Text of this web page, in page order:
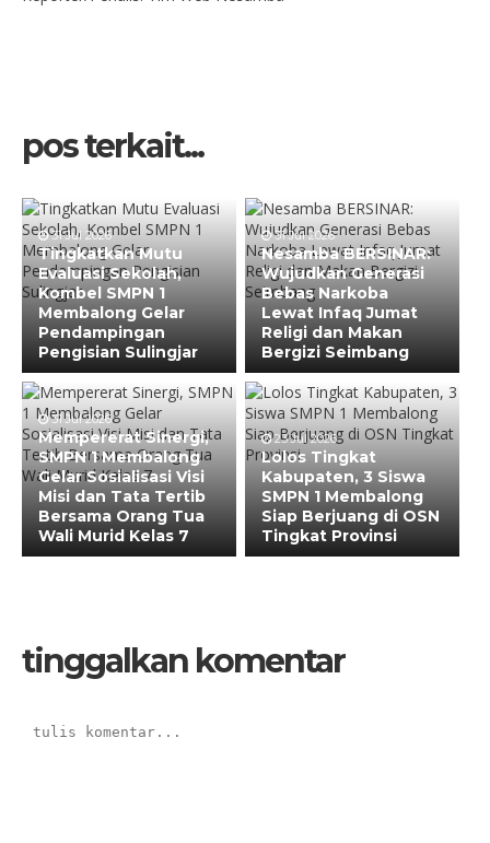
pos terkait...
31 Jul 2026
Tingkatkan Mutu
Evaluasi Sekolah,
Kombel SMPN 1
Membalong Gelar
Pendampingan
Pengisian Sulingjar
31 Jul 2026
Nesamba BERSINAR:
Wujudkan Generasi
Bebas Narkoba
Lewat Infaq Jumat
Religi dan Makan
Bergizi Seimbang
31 Jul 2026
Mempererat Sinergi,
SMPN 1 Membalong
Gelar Sosialisasi Visi
Misi dan Tata Tertib
Bersama Orang Tua
Wali Murid Kelas 7
23 Jul 2026
Lolos Tingkat
Kabupaten, 3 Siswa
SMPN 1 Membalong
Siap Berjuang di OSN
Tingkat Provinsi
tinggalkan komentar